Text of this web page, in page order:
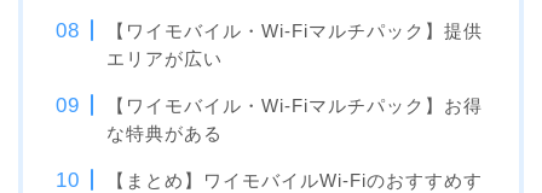
【ワイモバイル・Wi-Fiマルチパック】提供
エリアが広い
【ワイモバイル・Wi-Fiマルチパック】お得
な特典がある
【まとめ】ワイモバイルWi-Fiのおすすめす